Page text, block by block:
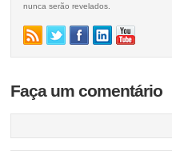
nunca serão revelados.
Faça um comentário